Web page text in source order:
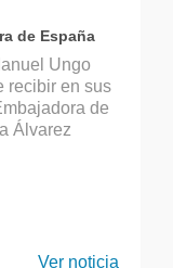
de España
Ungo
recibir en sus
de
Álvarez
Ver noticia